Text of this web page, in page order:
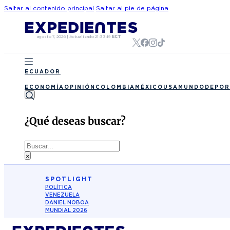
Saltar al contenido principal Saltar al pie de página
agosto 7, 2026 | Actualizado 21:33:19 ECT
ECUADOR
ECONOMÍA OPINIÓN COLOMBIA MÉXICO USA MUNDO
¿Qué deseas buscar?
Buscar
×
SPOTLIGHT
POLÍTICA
VENEZUELA
DANIEL NOBOA
MUNDIAL 2026